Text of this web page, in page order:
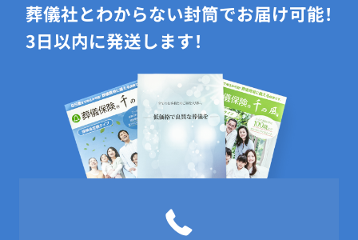
葬儀社とわからない封筒でお届け可能！
3日以内に発送します！